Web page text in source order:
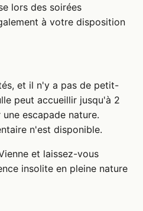
lors des soirées
à votre disposition
et il n'y a pas de petit-
peut accueillir jusqu'à 2
escapade nature.
n'est disponible.
et laissez-vous
insolite en pleine nature